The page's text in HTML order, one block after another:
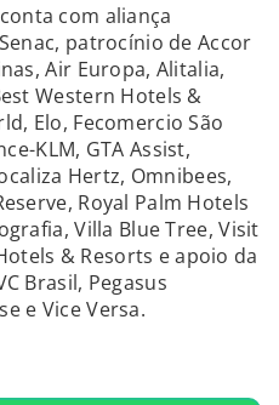
com aliança
patrocínio de Accor
Air Europa, Alitalia,
Western Hotels &
Elo, Fecomercio São
KLM, GTA Assist,
Hertz, Omnibees,
Royal Palm Hotels
Villa Blue Tree, Visit
& Resorts e apoio da
Brasil, Pegasus
e Vice Versa.